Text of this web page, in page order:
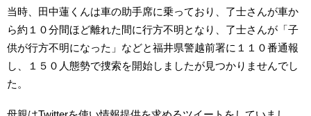
当時、田中蓮くんは車の助手席に乗っており、了士さんが車か
ら約１０分間ほど離れた間に行方不明となり、了士さんが「子
供が行方不明になった」などと福井県警越前署に１１０番通報
し、１５０人態勢で捜索を開始しましたが見つかりませんでし
た。